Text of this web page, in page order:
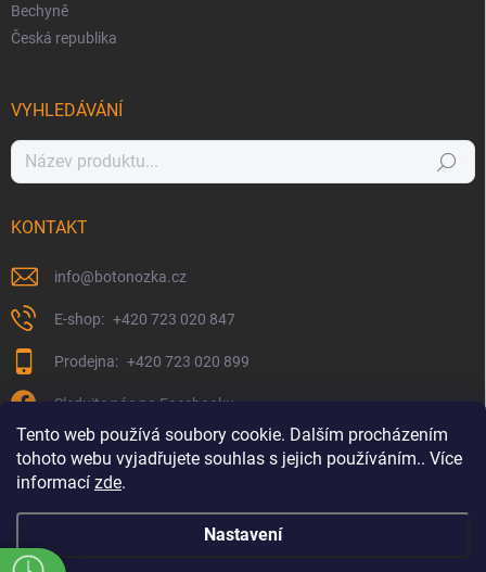
Tento web používá soubory cookie. Dalším procházením
tohoto webu vyjadřujete souhlas s jejich používáním.. Více
informací zde.
Nastavení
Bechyně
Česká republika
VYHLEDÁVÁNÍ
Hledat
KONTAKT
info@botonozka.cz
+420 723 020 847
+420 723 020 899
Sledujte nás na Facebooku